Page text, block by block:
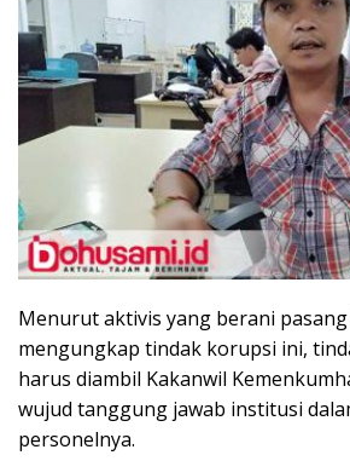
Menurut aktivis yang berani
mengungkap tindak korupsi ini,
harus diambil Kakanwil
wujud tanggung jawab institusi
personelnya.